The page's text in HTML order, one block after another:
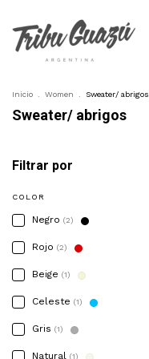
Inicio Women Sweater/ abrigos
Sweater/ abrigos
Filtrar por
COLOR
Negro (2)
Rojo (2)
Beige (1)
Celeste (1)
Gris (1)
Natural (1)